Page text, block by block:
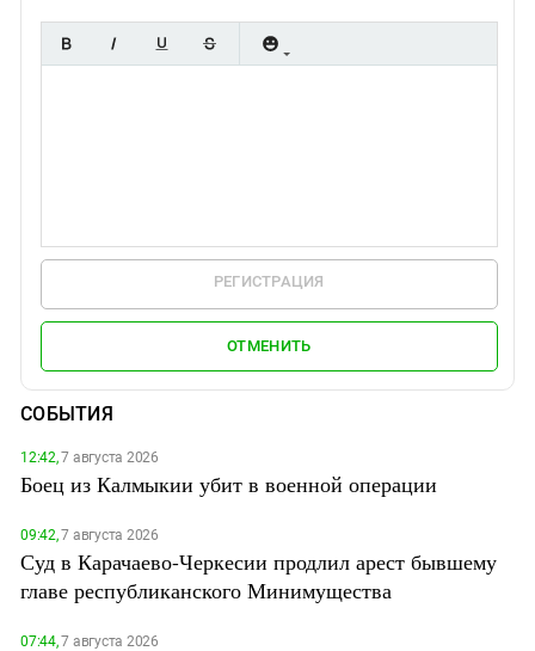
РЕГИСТРАЦИЯ
ОТМЕНИТЬ
СОБЫТИЯ
12:42,7 августа 2026
Боец из Калмыкии убит в военной операции
09:42,7 августа 2026
Суд в Карачаево-Черкесии продлил арест бывшему
главе республиканского Минимущества
07:44,7 августа 2026